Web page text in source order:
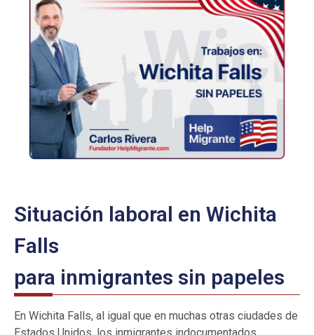
Situación laboral en Wichita
Falls
para inmigrantes sin papeles
En Wichita Falls, al igual que en muchas otras ciudades de